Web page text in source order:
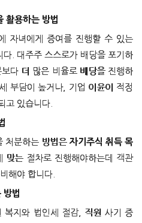
활용하는 방법
자녀에게 증여를 진행할 수 있는
다. 대주주 스스로가 배당을 포기하
다 더 많은 비율로 배당을 진행하
부담이 높거나, 기업 이윤이 적정
고 있습니다.
처분하는 방법은 자기주식 취득 목
맞는 절차로 진행해야하는데 객관
해야 합니다.
방법
복지와 법인세 절감, 직원 사기 증